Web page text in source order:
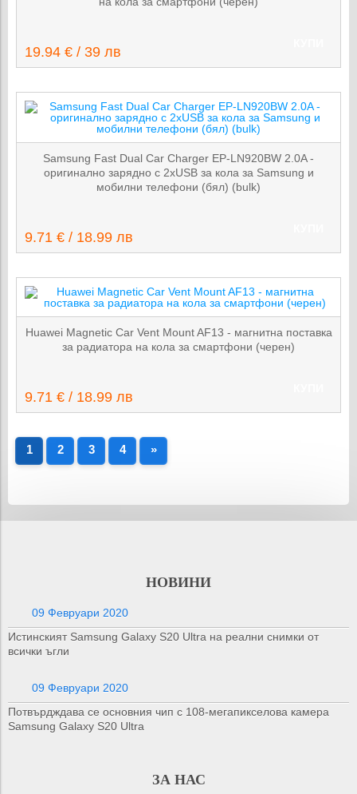
19.94 € / 39 лв
Samsung Fast Dual Car Charger EP-LN920BW 2.0A -
оригинално зарядно с 2хUSB за кола за Samsung и
мобилни телефони (бял) (bulk)
9.71 € / 18.99 лв
Huawei Magnetic Car Vent Mount AF13 - магнитна поставка
за радиатора на кола за смартфони (черен)
9.71 € / 18.99 лв
1 2 3 4 »
НОВИНИ
09 Февруари 2020
Истинският Samsung Galaxy S20 Ultra на реални снимки от
всички ъгли
09 Февруари 2020
Потвърдждава се основния чип с 108-мегапикселова камера
Samsung Galaxy S20 Ultra
ЗА НАС